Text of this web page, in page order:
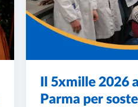
Il 5xmille 2026
Parma per